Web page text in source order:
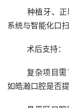
系统与智能化口扫
	术后支持：
如皓瀚口腔是否